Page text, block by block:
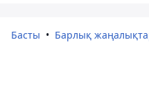
Басты Барлық